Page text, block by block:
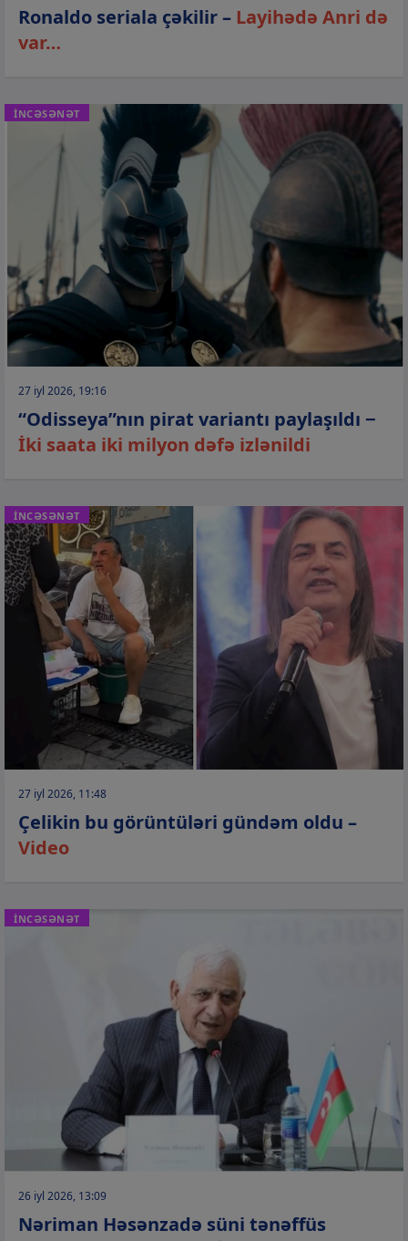
Ronaldo seriala çəkilir – Layihədə Anri də
var…
İNCƏSƏNƏT
27 iyl 2026, 19:16
“Odisseya”nın pirat variantı paylaşıldı −
İki saata iki milyon dəfə izlənildi
İNCƏSƏNƏT
27 iyl 2026, 11:48
Çelikin bu görüntüləri gündəm oldu –
Video
İNCƏSƏNƏT
26 iyl 2026, 13:09
Nəriman Həsənzadə süni tənəffüs